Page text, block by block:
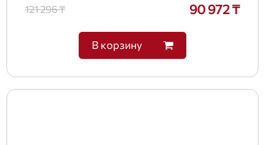
121 296 ₸ 90 972 ₸
В корзину